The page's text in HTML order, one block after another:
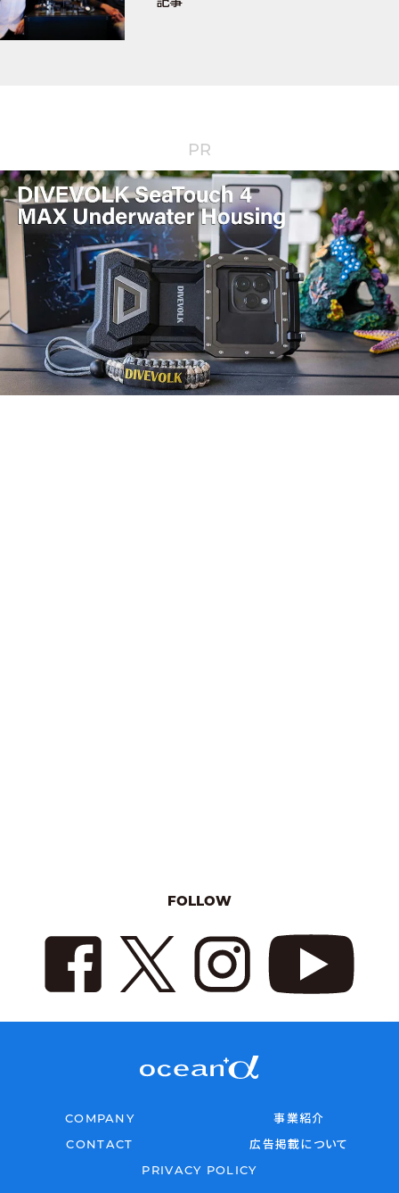
PR
FOLLOW
COMPANY
事業紹介
CONTACT
広告掲載について
PRIVACY POLICY